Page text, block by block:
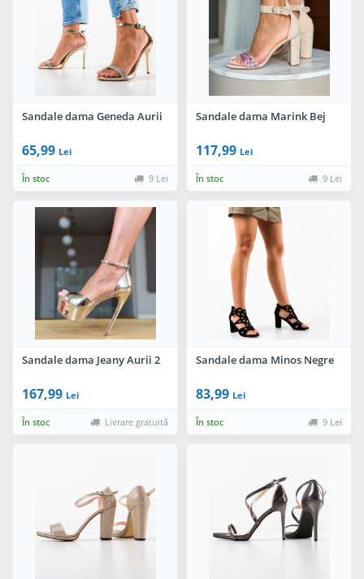
Sandale dama Geneda Aurii
65,99 Lei
În stoc 9 Lei
Sandale dama Marink Bej
117,99 Lei
În stoc 9 Lei
Sandale dama Jeany Aurii 2
167,99 Lei
În stoc Livrare gratuită
Sandale dama Minos Negre
83,99 Lei
În stoc 9 Lei